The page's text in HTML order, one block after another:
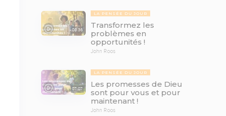
08:36
LA PENSÉE DU JOUR
Transformez les
problèmes en
opportunités !
John Roos
07:07
LA PENSÉE DU JOUR
Les promesses de Dieu
sont pour vous et pour
maintenant !
John Roos